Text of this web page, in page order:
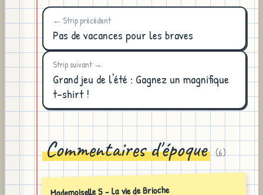
← Strip précédent
Pas de vacances pour les braves
Strip suivant →
Grand jeu de l'été : Gagnez un magnifique
t-shirt !
Commentaires d'époque (6)
Mademoiselle S - La vie de Brioche